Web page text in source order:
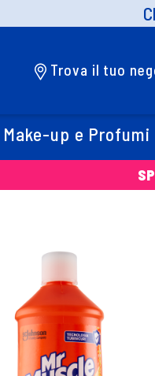
Trova il tuo
Make-up e Profumi